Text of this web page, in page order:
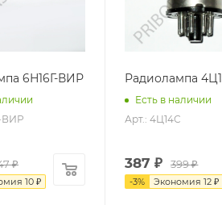
6Н16Г-ВИР
ВИР
₽
10 ₽
Радиолампа
Есть в наличии
Арт.: 4Ц14С
387 ₽ 399₽
-3% Экономия 12 ₽